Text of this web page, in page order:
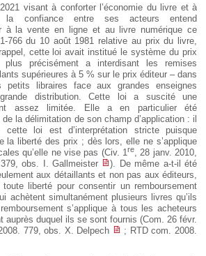
visant à conforter l’économie du livre et à
la confiance entre ses acteurs entend
à la vente en ligne et au livre numérique ce
766 du 10 août 1981 relative au prix du livre,
cette loi avait institué le système du prix
précisément a interdisant les remises
supérieures à 5 % sur le prix éditeur – dans
libraires face aux grandes enseignes
distribution. Cette loi a suscité une
assez limitée. Elle a en particulier été
la délimitation de son champ d’application : il
loi est d’interprétation stricte puisque
la liberté des prix ; dès lors, elle ne s’applique
qu’elle ne vise pas (Civ. 1re, 28 janv. 2010,
obs. I. Gallmeister
). De même a-t-il été
aux détaillants et non pas aux éditeurs,
liberté pour consentir un remboursement
achètent simultanément plusieurs livres qu’ils
s’applique à tous les acheteurs
auprès duquel ils se sont fournis (Com. 26 févr.
779, obs. X. Delpech
; RTD com. 2008.